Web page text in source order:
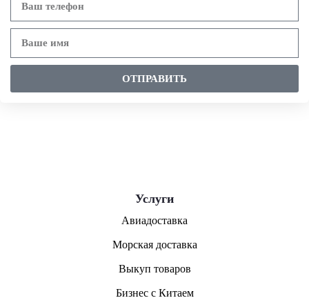
ОТПРАВИТЬ
Услуги
Авиадоставка
Морская доставка
Выкуп товаров
Бизнес с Китаем